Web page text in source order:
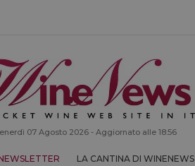
07 Agosto 2026 - Aggiornato alle 18:56
LA CANTINA DI WINENEWS